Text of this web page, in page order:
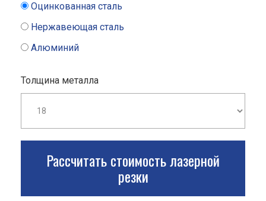
Оцинкованная сталь
Нержавеющая сталь
Алюминий
Толщина металла
Рассчитать стоимость лазерной
резки